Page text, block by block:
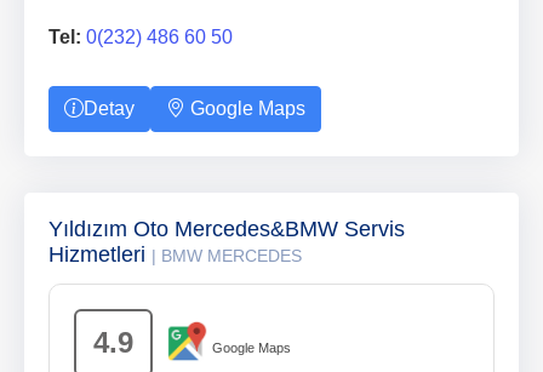
Tel: 0(232) 486 60 50
Detay Google Maps
Yıldızım Oto Mercedes&BMW Servis
Hizmetleri | BMW MERCEDES
4.9 Google Maps